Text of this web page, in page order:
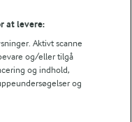
at levere:
Aktivt scanne
og/eller tilgå
og indhold,
og